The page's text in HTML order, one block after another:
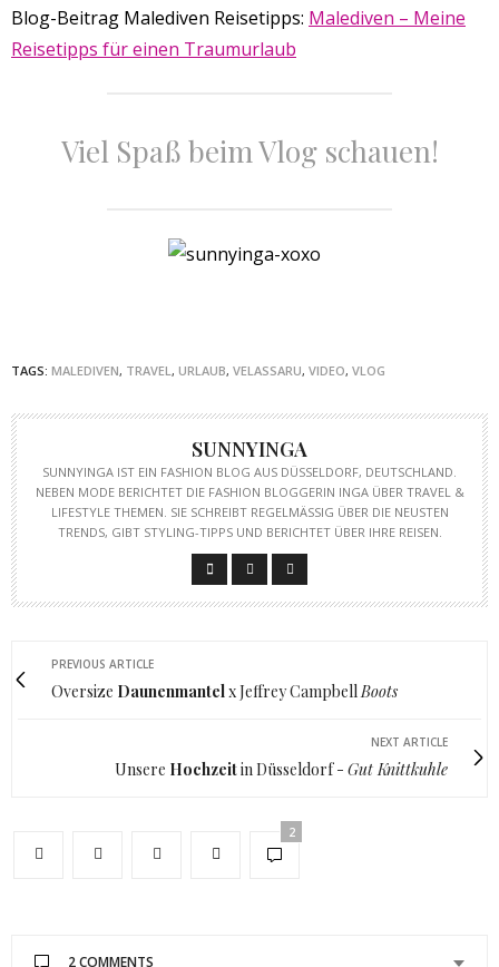
Blog-Beitrag Malediven Reisetipps: Malediven – Meine
Reisetipps für einen Traumurlaub
Viel Spaß beim Vlog schauen!
TAGS: MALEDIVEN, TRAVEL , URLAUB, VELASSARU, VIDEO, VLOG
SUNNYINGA
SUNNYINGA IST EIN FASHION BLOG AUS DÜSSELDORF, DEUTSCHLAND.
NEBEN MODE BERICHTET DIE FASHION BLOGGERIN INGA ÜBER TRAVEL &
LIFESTYLE THEMEN. SIE SCHREIBT REGELMÄSSIG ÜBER DIE NEUSTEN T
RENDS, GIBT STYLING-TIPPS UND BERICHTET ÜBER IHRE REISEN.
PREVIOUS ARTICLE
Oversize Daunenmantel x Jeffrey Campbell Boots
NEXT ARTICLE
Unsere Hochzeitin Düsseldorf - Gut Knittkuhle
2
2 COMMENTS